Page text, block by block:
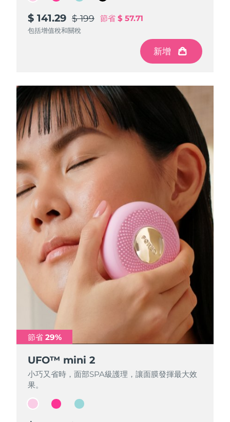
$ 141.29 $ 199 節省 $ 57.71
包括增值稅和關稅
新增
$ 141.29 $ 199 節省 $ 57.71
包括增值稅和關稅
新增
$ 141.29 $ 199 節省 $ 57.71
包括增值稅和關稅
新增
$ 141.29 $ 199 節省 $ 57.71
包括增值稅和關稅
新增
節省 29%
UFO™ mini 2
小巧又省時，面部SPA級護理，讓面膜發揮最大效
果。
節省 29%
UFO™ mini 2
小巧又省時，面部SPA級護理，讓面膜發揮最大效
果。
節省 29%
UFO™ mini 2
小巧又省時，面部SPA級護理，讓面膜發揮最大效
果。